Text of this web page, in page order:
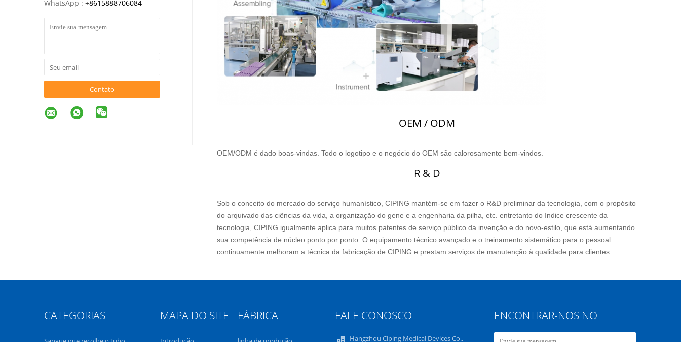
WhatsApp : +8615888706084
Contato
OEM / ODM
OEM/ODM é dado boas-vindas. Todo o logotipo e o negócio do OEM são calorosamente bem-vindos.
R & D
Sob o conceito do mercado do serviço humanístico, CIPING mantém-se em fazer o R&D preliminar da tecnologia, com o propósito
do arquivado das ciências da vida, a organização do gene e a engenharia da pilha, etc. entretanto do índice crescente da
tecnologia, CIPING igualmente aplica para muitos patentes de serviço público da invenção e do novo-estilo, que está aumentando
sua competência de núcleo ponto por ponto. O equipamento técnico avançado e o treinamento sistemático para o pessoal
continuamente melhoram a técnica da fabricação de CIPING e prestam serviços de manutenção à qualidade para clientes.
CATEGORIAS MAPA DO SITE FÁBRICA FALE CONOSCO
Hangzhou Ciping Medical Devices Co.,
ENCONTRAR-NOS NO